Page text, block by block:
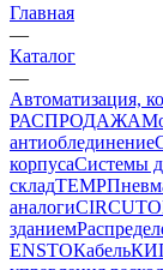
Главная
—
Каталог
—
Автоматизация,
РАСПРОДАЖА
антиоблединение
корпусаСистемы
складTEMP
аналоги
зданием
ENSTOКабель